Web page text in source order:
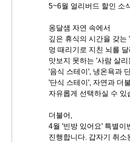
5~6월 얼리버드 할인 소
옹달샘 자연 속에서
깊은 휴식의 시간을 갖는
멍 때리기로 지친 뇌를
맛보지 못하는 '사람 살
'음식 스테이', 냉온욕과
'단식 스테이', 자연과 더
자유롭게 선택하실 수 있
더불어,
4월 '빈방 있어요' 특별이
진행합니다. 갑자기 취소